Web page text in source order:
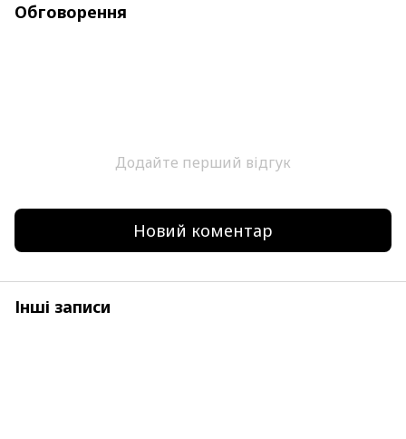
Обговорення
Додайте перший відгук
Новий коментар
Інші записи